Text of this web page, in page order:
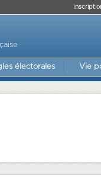
électorales Vie